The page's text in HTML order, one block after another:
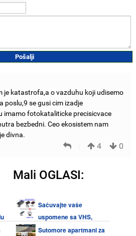
je katastrofa,a o vazduhu koji udisemo
poslu,9 se gusi cim izadje
imamo fotokataliticke precisicvace
bezbedni. Ceo ekosistem nam
divna.
4 0
Mali OGLASI:
Sačuvajte vaše
uspomene sa VHS,
Video 8, Hi8, Mini DV kaseta i
Sutomore apartmani za